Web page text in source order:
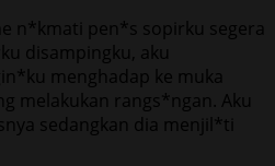
n*kmati pen*s sopirku segera
disampingku, aku
menghadap ke muka
melakukan rangs*ngan. Aku
sedangkan dia menjil*ti